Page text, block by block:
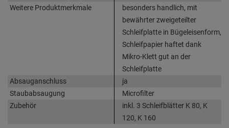
Weitere Produktmerkmale
besonders handlich, mit
bewährter zweigeteilter
Schleifplatte in Bügeleisenform,
Schleifpapier haftet dank
Mikro-Klett gut an der
Schleifplatte
Absauganschluss
ja
Staubabsaugung
Microfilter
Zubehör
inkl. 3 Schleifblätter K 80, K
120, K 160